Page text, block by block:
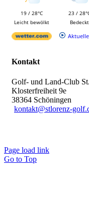
19 / 28°C
Leicht bewölkt
23 /
Bedeckt
Kontakt
Golf- und Land-Club
Klosterfreiheit 9e
38364 Schöningen
kontakt@stlorenz-
Page load link
Go to Top